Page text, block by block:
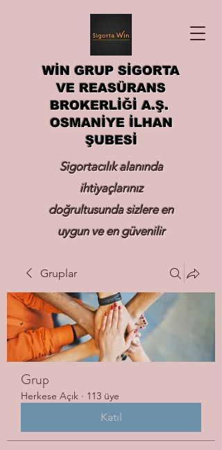
WİN GRUP SİGORTA
VE REASÜRANS
BROKERLİĞİ A.Ş.
OSMANİYE İLHAN
ŞUBESİ
Sigortacılık alanında
ihtiyaçlarınız
doğrultusunda sizlere en
uygun ve en güvenilir
Gruplar
Grup
Herkese Açık · 113 üye
Katıl